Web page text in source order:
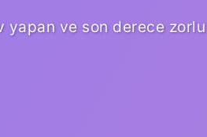
yapan ve son derece zorlu